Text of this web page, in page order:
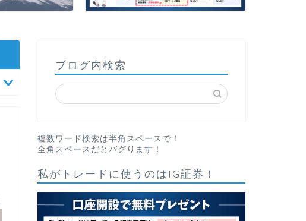
ブログ内検索
複数ワード検索は半角スペースで！
全角スペースだとバグります！
私がトレードに使うのはIG証券！